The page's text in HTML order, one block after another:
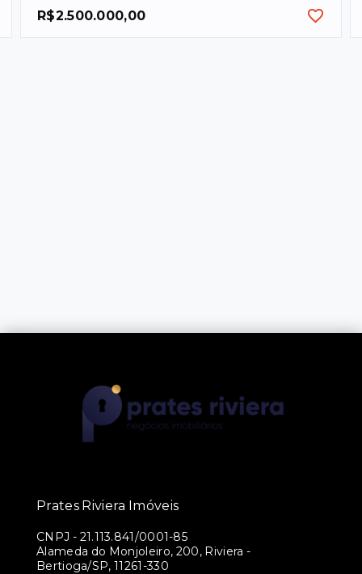
R$2.500.000,00
Prates Riviera Imóveis
CNPJ - 21.113.841/0001-85
Alameda do Monjoleiro, 200, Riviera -
Bertioga/SP, 11261-330